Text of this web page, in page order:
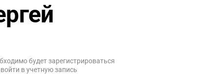
будет зарегистрироваться
в учетную запись